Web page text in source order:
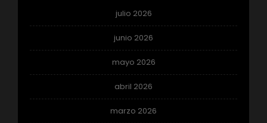
julio 2026
junio 2026
mayo 2026
abril 2026
marzo 2026